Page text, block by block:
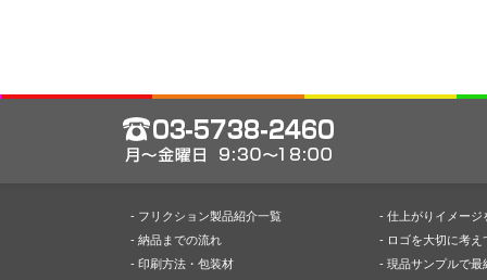
- フリクション製品紹介一覧
- 納品までの流れ
- 印刷方法・包装材
- 仕上がりイメージ
- ロゴを大切に考え
- 現品サンプルで最